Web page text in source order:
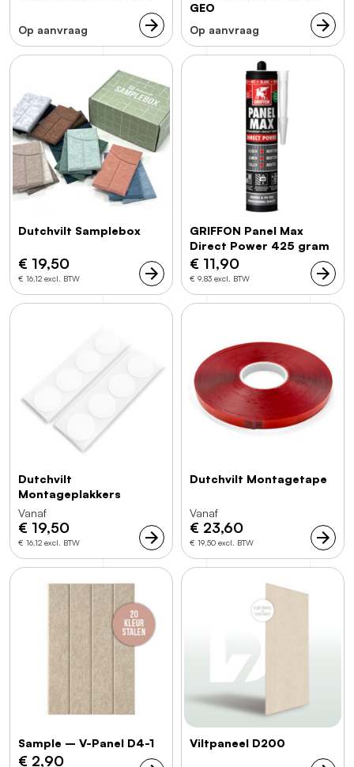
Op aanvraag
GEO
Op aanvraag
Dutchvilt Samplebox
€ 19,50
€ 16,12 excl. BTW
GRIFFON Panel Max
Direct Power 425 gram
€ 11,90
€ 9,83 excl. BTW
Dutchvilt
Montageplakkers
Vanaf
€ 19,50
€ 16,12 excl. BTW
Dutchvilt Montagetape
Vanaf
€ 23,60
€ 19,50 excl. BTW
Sample – V-Panel D4-1
€ 2,90
Viltpaneel D200